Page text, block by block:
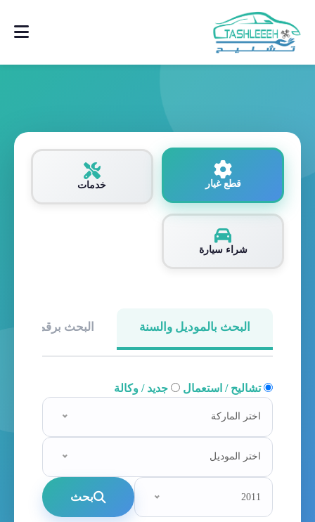
قطع غيار خدمات
شراء سيارة
البحث بالموديل والسنة البحث برقم الهيكل
تشاليح / استعمال جديد / وكالة
اختر الماركة
اختر الموديل
2011 بحث